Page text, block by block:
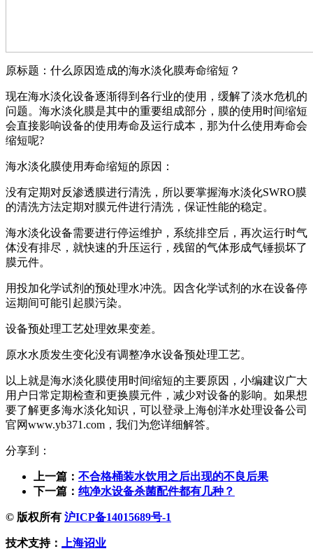
原标题：什么原因造成的海水淡化膜寿命缩短？
现在海水淡化设备逐渐得到各行业的使用，缓解了淡水危机的
问题。海水淡化膜是其中的重要组成部分，膜的使用时间缩短
会直接影响设备的使用寿命及运行成本，那为什么使用寿命会
缩短呢?
海水淡化膜使用寿命缩短的原因：
没有定期对反渗透膜进行清洗，所以要掌握海水淡化SWRO膜
的清洗方法定期对膜元件进行清洗，保证性能的稳定。
海水淡化设备需要进行停运维护，系统排空后，再次运行时气
体没有排尽，就快速的升压运行，残留的气体形成气锤损坏了
膜元件。
用投加化学试剂的预处理水冲洗。因含化学试剂的水在设备停
运期间可能引起膜污染。
设备预处理工艺处理效果变差。
原水水质发生变化没有调整净水设备预处理工艺。
以上就是海水淡化膜使用时间缩短的主要原因，小编建议广大
用户日常定期检查和更换膜元件，减少对设备的影响。如果想
要了解更多海水淡化知识，可以登录上海创洋水处理设备公司
官网www.yb371.com，我们为您详细解答。
分享到：
上一篇： 不合格桶装水饮用之后出现的不良后果
下一篇： 纯净水设备杀菌配件都有几种？
© 版权所有 沪ICP备14015689号-1
技术支持： 上海诏业